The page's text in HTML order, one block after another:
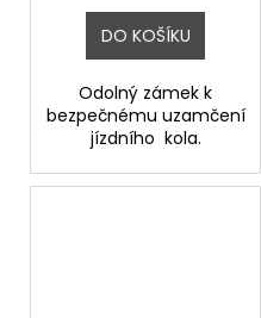
DO KOŠÍKU
Odolný zámek k
bezpečnému uzamčení
jízdního kola.